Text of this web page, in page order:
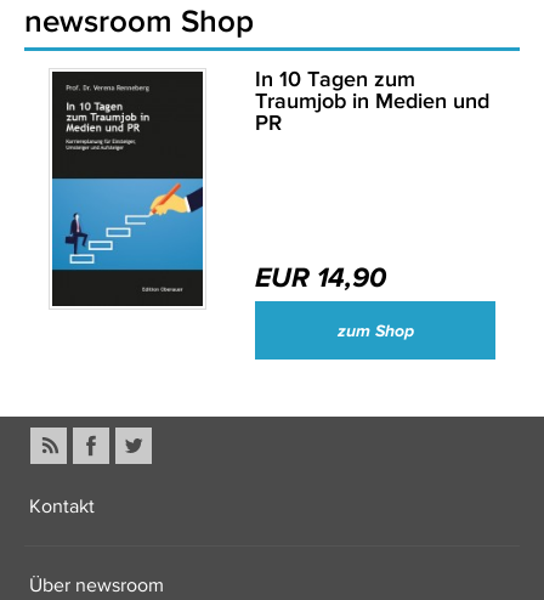
newsroom Shop
In 10 Tagen zum
Traumjob in Medien und
PR
EUR 14,90
zum Shop
Kontakt
Über newsroom